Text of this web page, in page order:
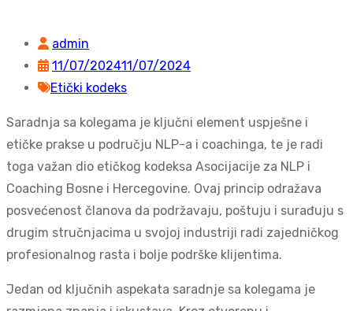
admin
11/07/202411/07/2024
Etički kodeks
Saradnja sa kolegama je ključni element uspješne i
etičke prakse u području NLP-a i coachinga, te je radi
toga važan dio etičkog kodeksa Asocijacije za NLP i
Coaching Bosne i Hercegovine. Ovaj princip odražava
posvećenost članova da podržavaju, poštuju i surađuju s
drugim stručnjacima u svojoj industriji radi zajedničkog
profesionalnog rasta i bolje podrške klijentima.
Jedan od ključnih aspekata saradnje sa kolegama je